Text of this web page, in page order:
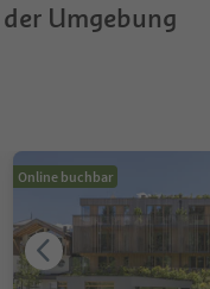
Umgebung
Online buchbar